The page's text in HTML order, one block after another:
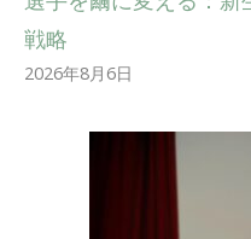
戦略
2026年8月6日